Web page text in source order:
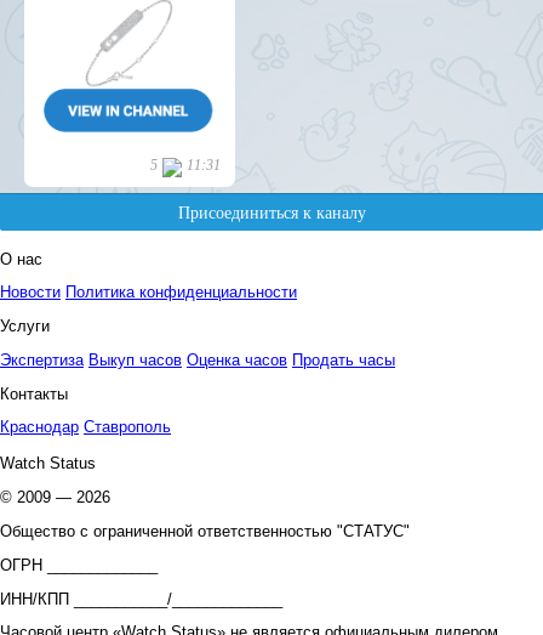
О нас
Новости Политика конфиденциальности
Услуги
Экспертиза Выкуп часов Оценка часов Продать часы
Контакты
Краснодар Ставрополь
Watch Status
© 2009 — 2026
Общество с ограниченной ответственностью "СТАТУС"
ОГРН _____________
ИНН/КПП ___________/_____________